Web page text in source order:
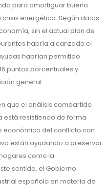
para amortiguar buena
energética. Según datos
sin el actual plan de
habría alcanzado el
habrían permitido
puntos porcentuales y
general.
que el análisis compartido
está resistiendo de forma
económico del conflicto con
están ayudando a preservar
como la
sentido, el Gobierno
española en materia de